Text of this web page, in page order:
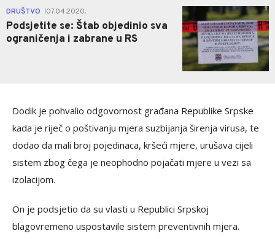
DRUŠTVO 07.04.2020.
Podsjetite se: Štab objedinio sva
ograničenja i zabrane u RS
1
Dodik je pohvalio odgovornost građana Republike Srpske
kada je riječ o poštivanju mjera suzbijanja širenja virusa, te
dodao da mali broj pojedinaca, kršeći mjere, urušava cijeli
sistem zbog čega je neophodno pojačati mjere u vezi sa
izolacijom.
On je podsjetio da su vlasti u Republici Srpskoj
blagovremeno uspostavile sistem preventivnih mjera.